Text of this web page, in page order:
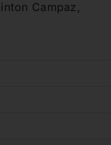
Campaz,